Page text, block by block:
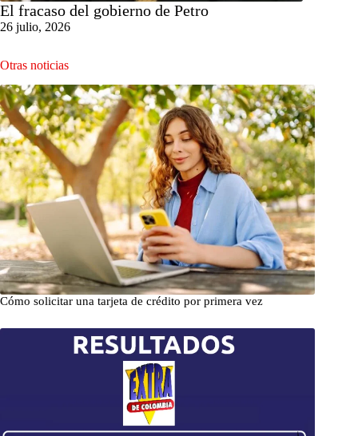
El fracaso del gobierno de Petro
26 julio, 2026
Otras noticias
Cómo solicitar una tarjeta de crédito por primera vez